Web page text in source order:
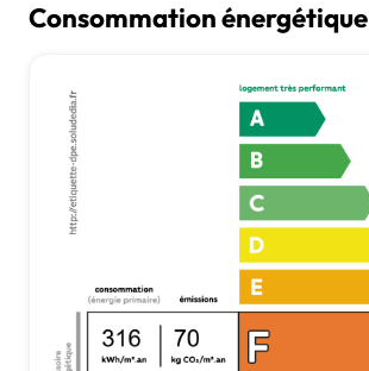
Consommation énergétique